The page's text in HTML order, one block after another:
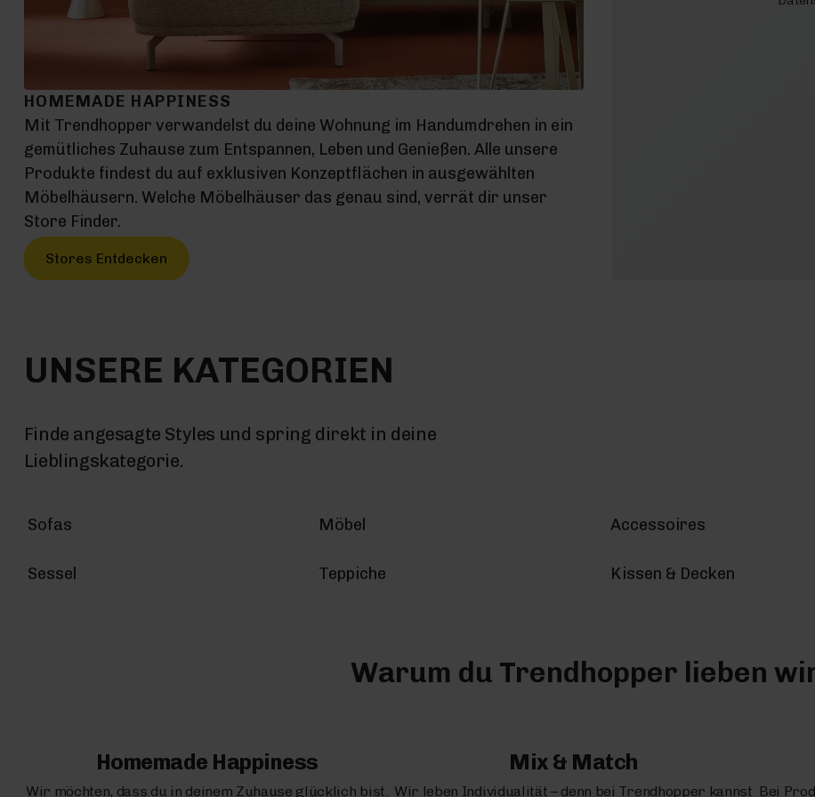
HOMEMADE HAPPINESS
Mit Trendhopper verwandelst du deine Wohnung im Handumdrehen in ein
gemütliches Zuhause zum Entspannen, Leben und Genießen. Alle unsere
Produkte findest du auf exklusiven Konzeptflächen in ausgewählten
Möbelhäusern. Welche Möbelhäuser das genau sind, verrät dir unser
Store Finder.
Stores Entdecken
UNSERE KATEGORIEN
Finde angesagte Styles und spring direkt in deine
Lieblingskategorie.
Sofas Möbel Accessoires
Sessel Teppiche Kissen & Decken
Warum du Trendhopper lieben
Homemade Happiness
Wir möchten, dass du in deinem Zuhause glücklich bist.
Mix & Match
Wir leben Individualität – denn bei Trendhopper kannst Bei